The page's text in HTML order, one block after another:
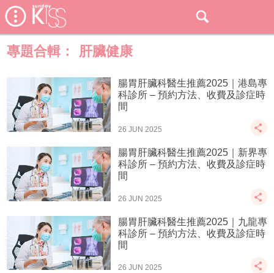
專題合輯： 肝臟健康
腸胃肝臟科醫生推薦2025｜港島專
科診所 – 預約方法、收費及診症時
間
26 JUN 2025
腸胃肝臟科醫生推薦2025｜新界專
科診所 – 預約方法、收費及診症時
間
26 JUN 2025
腸胃肝臟科醫生推薦2025｜九龍專
科診所 – 預約方法、收費及診症時
間
26 JUN 2025